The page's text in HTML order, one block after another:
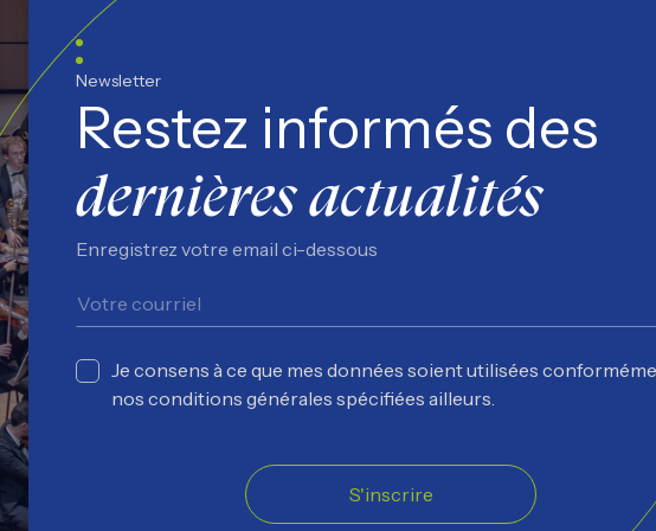
Newsletter
Restez informés des
dernières actualités
Enregistrez votre email ci-dessous
Je consens à ce que mes données soient utilisées
nos conditions générales spécifiées ailleurs.
S'inscrire